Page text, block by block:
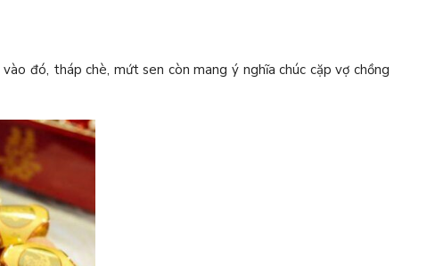
đó, tháp chè, mứt sen còn mang ý nghĩa chúc cặp vợ chồng